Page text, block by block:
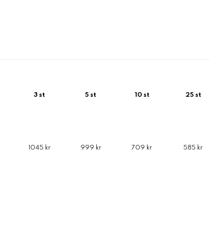
3 st 5 st 10 st 25 st
1045 kr 999 kr 709 kr 585 kr